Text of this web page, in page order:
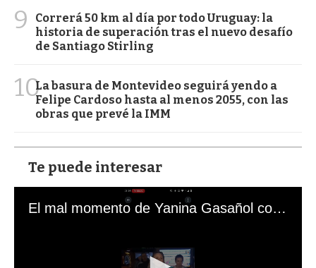
9
Correrá 50 km al día por todo Uruguay: la
historia de superación tras el nuevo desafío
de Santiago Stirling
10La basura de Montevideo seguirá yendo a
Felipe Cardoso hasta al menos 2055, con las
obras que prevé la IMM
Te puede interesar
El mal momento de Yanina Gasañol con un hincha argentino en "Subrayado"